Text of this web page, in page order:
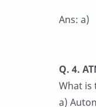
Ans: a)
Q. 4.
What is
a)